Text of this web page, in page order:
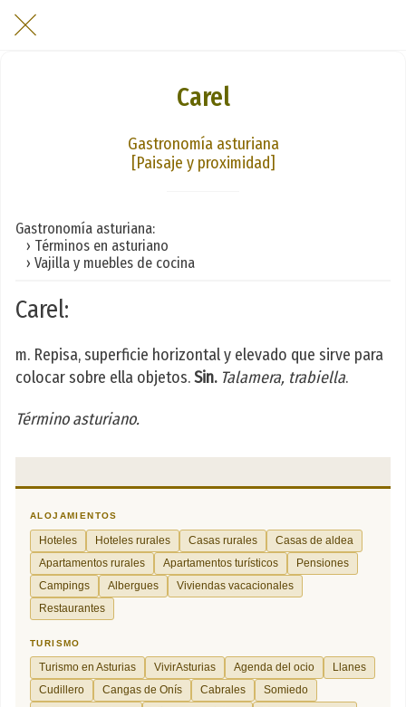
Carel
Gastronomía asturiana
[Paisaje y proximidad]
Gastronomía asturiana:
› Términos en asturiano
› Vajilla y muebles de cocina
Carel:
m. Repisa, superficie horizontal y elevado que sirve para
colocar sobre ella objetos.Sin. Talamera, trabiella.
Término asturiano.